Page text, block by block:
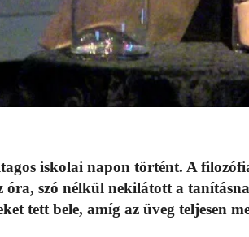
iskolai napon történt. A
óra, szó nélkül nekilátott a
tett bele, amíg az üveg teljesen